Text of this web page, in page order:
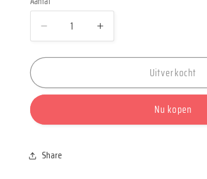
Aantal
Aantal
verlagen
voor
&quot;Follow
-
Aantal
verhogen
voor
Dromenvanger
&quot;Follow
dreams&quot;
-
Uitverkocht
Nu kopen
Share